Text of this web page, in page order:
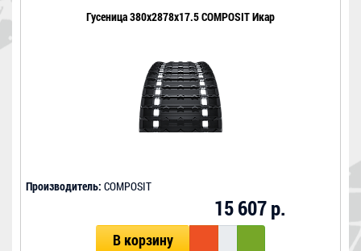
Гусеница 380x2878x17.5 COMPOSIT Икар
Производитель: COMPOSIT
15 607 р.
В корзину